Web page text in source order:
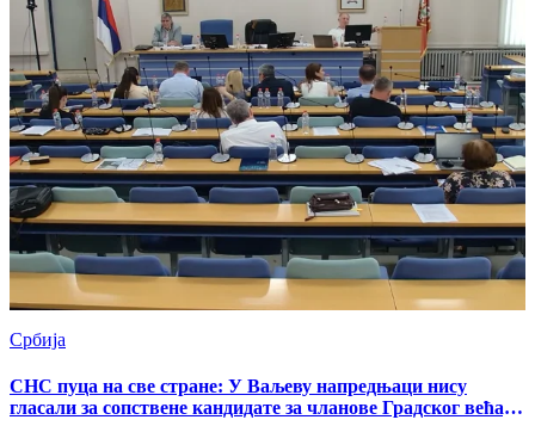
Србија
СНС пуца на све стране: У Ваљеву напредњаци нису
гласали за сопствене кандидате за чланове Градског већа,